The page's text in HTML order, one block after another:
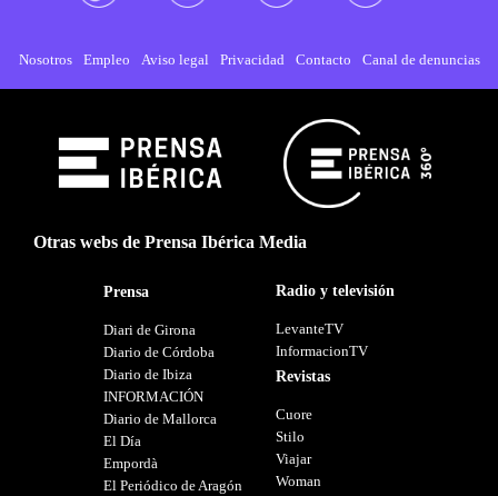
Nosotros Empleo Aviso legal Privacidad Contacto Canal de denuncias
Otras webs de Prensa Ibérica Media
Prensa
Diari de Girona
Diario de Córdoba
Diario de Ibiza
INFORMACIÓN
Diario de Mallorca
El Día
Empordà
El Periódico de Aragón
Radio y televisión
LevanteTV
InformacionTV
Revistas
Cuore
Stilo
Viajar
Woman